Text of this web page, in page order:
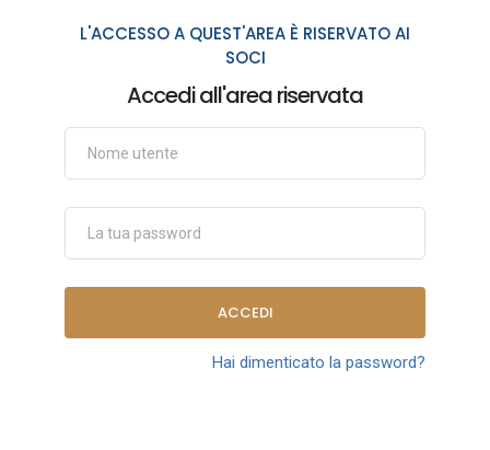
L'ACCESSO A QUEST'AREA È RISERVATO AI
SOCI
Accedi all'area riservata
ACCEDI
Hai dimenticato la password?